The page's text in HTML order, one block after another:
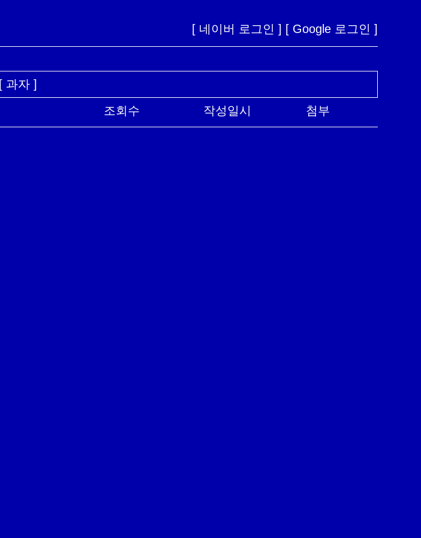
[ 네이버 로그인 ] [ Google 로그인 ]
[ 과자 ]
조회수 작성일시 첨부